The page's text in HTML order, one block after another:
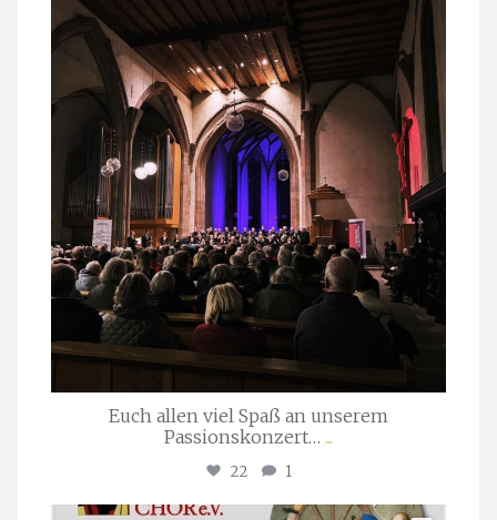
stuttgarter_oratorienchor
März 24
Euch allen viel Spaß an unserem
Passionskonzert… ...
22 1